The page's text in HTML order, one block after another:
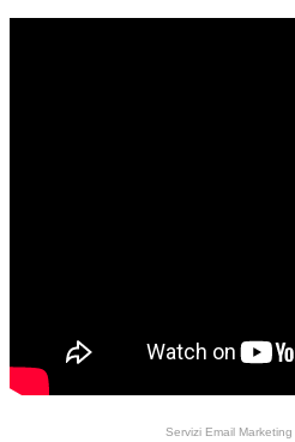
Servizi Email Marketing